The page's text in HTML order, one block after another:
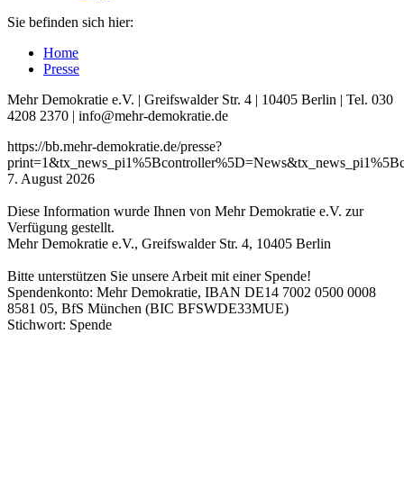
Sie befinden sich hier:
Home
Presse
Mehr Demokratie e.V. | Greifswalder Str. 4 | 10405 Berlin | Tel. 030
4208 2370 | info@mehr-demokratie.de
https://bb.mehr-demokratie.de/presse?
7. August 2026
Diese Information wurde Ihnen von Mehr Demokratie e.V. zur
Verfügung gestellt.
Mehr Demokratie e.V., Greifswalder Str. 4, 10405 Berlin
Bitte unterstützen Sie unsere Arbeit mit einer Spende!
Spendenkonto: Mehr Demokratie, IBAN DE14 7002 0500 0008
8581 05, BfS München (BIC BFSWDE33MUE)
Stichwort: Spende